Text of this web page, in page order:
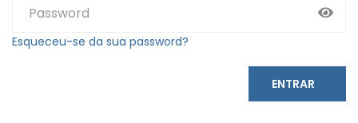
Esqueceu-se da sua password?
ENTRAR